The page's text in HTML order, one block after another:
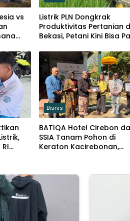
vs
Listrik PLN Dongkrak
Produktivitas Pertanian
Bekasi, Petani Kini Bisa
Bisnis
BATIQA Hotel Cirebon
SSIA Tanam Pohon di
Keraton Kacirebonan,